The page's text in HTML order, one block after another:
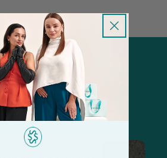
в Instagram